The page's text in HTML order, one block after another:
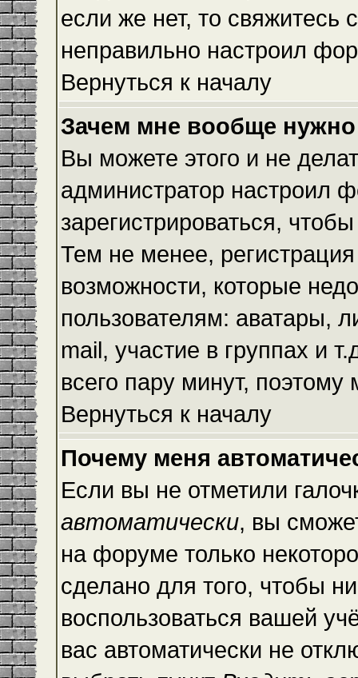
если же нет, то свяжитесь
неправильно настроил
Вернуться к началу
Зачем мне вообще нужно
Вы можете этого и не
администратор настроил
зарегистрироваться,
Тем не менее,
возможности, которые
пользователям: аватары,
mail, участие в группах и
всего пару минут,
Вернуться к началу
Почему меня
Если вы не отметили
автоматически, вы
на форуме только
сделано для того, чтобы
воспользоваться вашей
вас автоматически не